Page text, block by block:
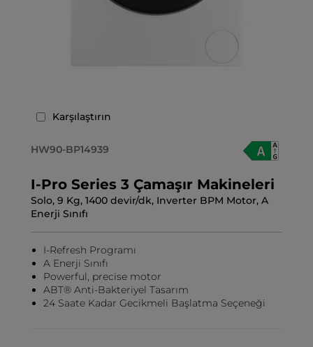
Karşılaştırın
HW90-BP14939
I-Pro Series 3 Çamaşır Makineleri
Solo, 9 Kg, 1400 devir/dk, Inverter BPM Motor, A
Enerji Sınıfı
I-Refresh Programı
A Enerji Sınıfı
Powerful, precise motor
ABT® Anti-Bakteriyel Tasarım
24 Saate Kadar Gecikmeli Başlatma Seçeneği